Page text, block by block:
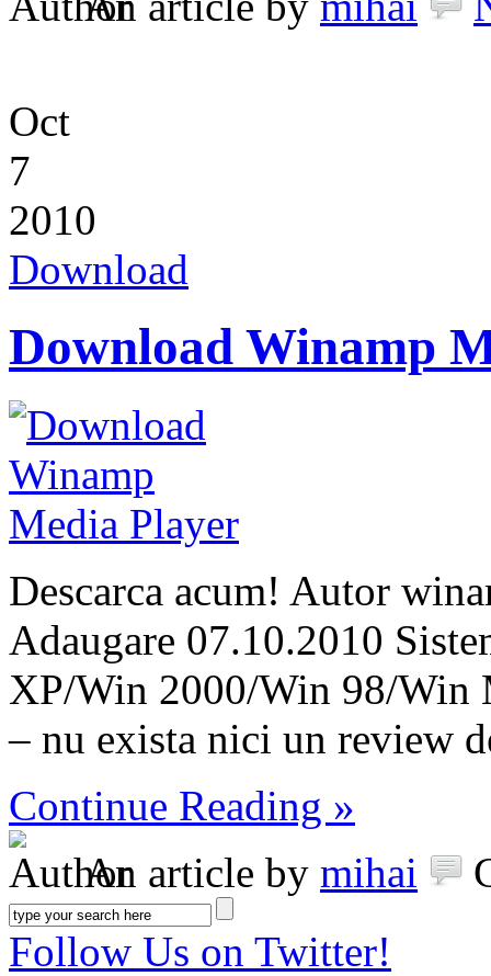
Oct
7
2010
Download
Download Winamp
Descarca acum! Autor
Adaugare 07.10.2010
XP/Win 2000/Win 98/Win
– nu exista nici un review
Continue Reading »
An article by mihai
Follow Us on Twitter!